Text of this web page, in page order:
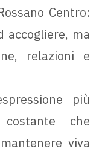
Centro:
accogliere, ma
relazioni e
più
che
viva